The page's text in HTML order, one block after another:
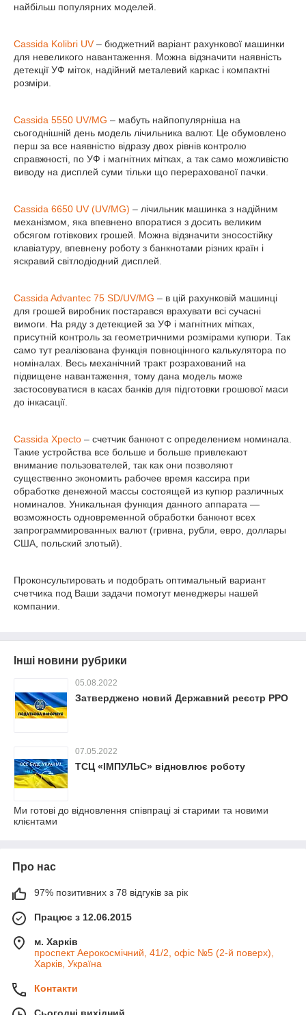
найбільш популярних моделей.
Cassida Kolibri UV – бюджетний варіант рахункової машинки
для невеликого навантаження. Можна відзначити наявність
детекції УФ міток, надійний металевий каркас і компактні
розміри.
Cassida 5550 UV/MG – мабуть найпопулярніша на
сьогоднішній день модель лічильника валют. Це обумовлено
перш за все наявністю відразу двох рівнів контролю
справжності, по УФ і магнітних мітках, а так само можливістю
виводу на дисплей суми тільки що перерахованої пачки.
Cassida 6650 UV (UV/MG) – лічильник машинка з надійним
механізмом, яка впевнено впоратися з досить великим
обсягом готівкових грошей. Можна відзначити зносостійку
клавіатуру, впевнену роботу з банкнотами різних країн і
яскравий світлодіодний дисплей.
Cassida Advantec 75 SD/UV/MG – в цій рахунковій машинці
для грошей виробник постарався врахувати всі сучасні
вимоги. На ряду з детекцией за УФ і магнітних мітках,
присутній контроль за геометричними розмірами купюри. Так
само тут реалізована функція повноцінного калькулятора по
номіналах. Весь механічний тракт розрахований на
підвищене навантаження, тому дана модель може
застосовуватися в касах банків для підготовки грошової маси
до інкасації.
Cassida Xpecto – счетчик банкнот с определением номинала.
Такие устройства все больше и больше привлекают
внимание пользователей, так как они позволяют
существенно экономить рабочее время кассира при
обработке денежной массы состоящей из купюр различных
номиналов. Уникальная функция данного аппарата —
возможность одновременной обработки банкнот всех
запрограммированных валют (гривна, рубли, евро, доллары
США, польский злотый).
Проконсультировать и подобрать оптимальный вариант
счетчика под Ваши задачи помогут менеджеры нашей
компании.
Інші новини рубрики
05.08.2022
Затверджено новий Державний реєстр РРО
07.05.2022
ТСЦ «ІМПУЛЬС» відновлює роботу
Ми готові до відновлення співпраці зі старими та новими
клієнтами
Про нас
97% позитивних з 78 відгуків за рік
Працює з 12.06.2015
м. Харків
проспект Аерокосмічний, 41/2, офіс №5 (2-й поверх),
Харків, Україна
Контакти